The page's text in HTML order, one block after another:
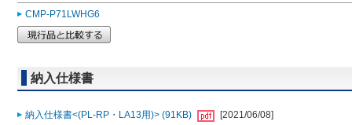
CMP-P71LWHG6
納入仕様書
納入仕様書<(PL-RP・LA13用)> (91KB)
[2021/06/08]